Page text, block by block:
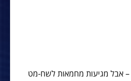
– אבל מגיעות מחמאות לשח-מט